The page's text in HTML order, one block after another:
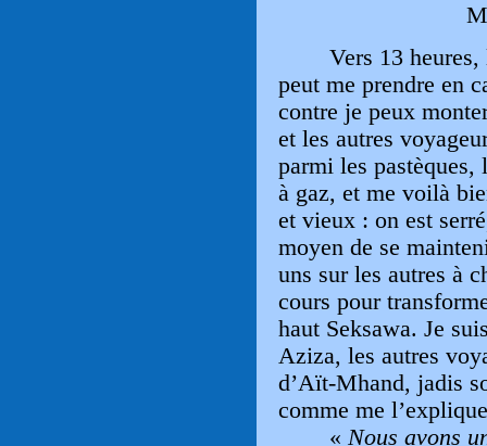
Vers 13
peut me prendre en
contre je peux
et les autres
parmi les pastèques,
à gaz, et me voilà
et vieux : on est
moyen de se
uns sur les autres à
cours pour
haut Seksawa. Je
Aziza, les autres
d’Aït-Mhand, jadis
comme me
«Nous avons